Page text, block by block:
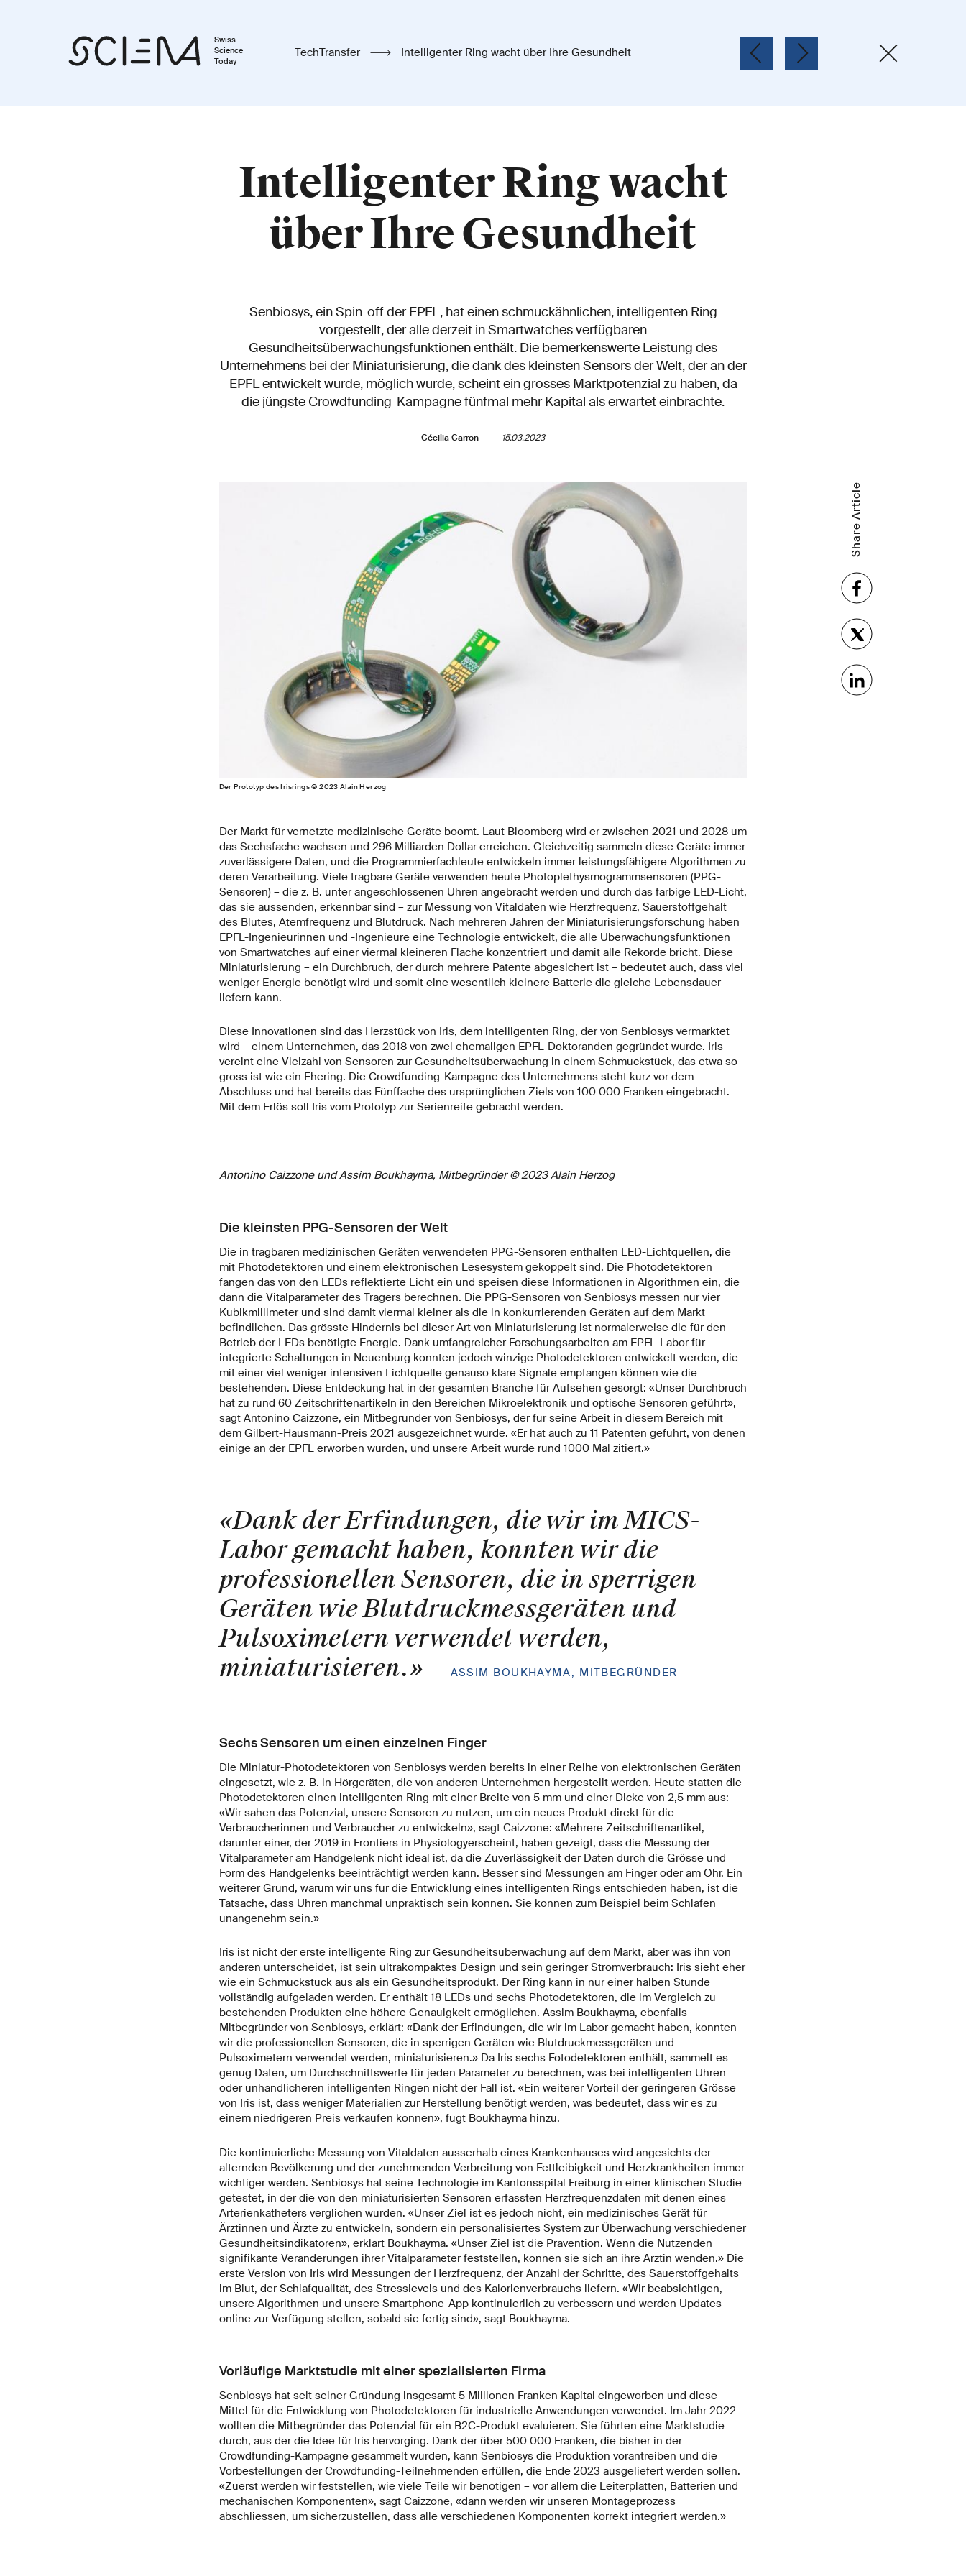
Swiss
Science
Today
TechTransfer Intelligenter Ring wacht über Ihre Gesundheit
Intelligenter Ring wacht
über Ihre Gesundheit
Senbiosys, ein Spin-off der EPFL, hat einen schmuckähnlichen, intelligenten Ring
vorgestellt, der alle derzeit in Smartwatches verfügbaren
Gesundheitsüberwachungsfunktionen enthält. Die bemerkenswerte Leistung des
Unternehmens bei der Miniaturisierung, die dank des kleinsten Sensors der Welt, der an der
EPFL entwickelt wurde, möglich wurde, scheint ein grosses Marktpotenzial zu haben, da
die jüngste Crowdfunding-Kampagne fünfmal mehr Kapital als erwartet einbrachte.
Cécilia Carron 15.03.2023
Der Prototyp des Irisrings © 2023 Alain Herzog
Share Article
Der Markt für vernetzte medizinische Geräte boomt. Laut Bloomberg wird er zwischen 2021 und 2028 um
das Sechsfache wachsen und 296 Milliarden Dollar erreichen. Gleichzeitig sammeln diese Geräte immer
zuverlässigere Daten, und die Programmierfachleute entwickeln immer leistungsfähigere Algorithmen zu
deren Verarbeitung. Viele tragbare Geräte verwenden heute Photoplethysmogrammsensoren (PPG-
Sensoren) – die z. B. unter angeschlossenen Uhren angebracht werden und durch das farbige LED-Licht,
das sie aussenden, erkennbar sind – zur Messung von Vitaldaten wie Herzfrequenz, Sauerstoffgehalt
des Blutes, Atemfrequenz und Blutdruck. Nach mehreren Jahren der Miniaturisierungsforschung haben
EPFL-Ingenieurinnen und -Ingenieure eine Technologie entwickelt, die alle Überwachungsfunktionen
von Smartwatches auf einer viermal kleineren Fläche konzentriert und damit alle Rekorde bricht. Diese
Miniaturisierung – ein Durchbruch, der durch mehrere Patente abgesichert ist – bedeutet auch, dass viel
weniger Energie benötigt wird und somit eine wesentlich kleinere Batterie die gleiche Lebensdauer
liefern kann.
Diese Innovationen sind das Herzstück von Iris, dem intelligenten Ring, der von Senbiosys vermarktet
wird – einem Unternehmen, das 2018 von zwei ehemaligen EPFL-Doktoranden gegründet wurde. Iris
vereint eine Vielzahl von Sensoren zur Gesundheitsüberwachung in einem Schmuckstück, das etwa so
gross ist wie ein Ehering. Die Crowdfunding-Kampagne des Unternehmens steht kurz vor dem
Abschluss und hat bereits das Fünffache des ursprünglichen Ziels von 100 000 Franken eingebracht.
Mit dem Erlös soll Iris vom Prototyp zur Serienreife gebracht werden.
Antonino Caizzone und Assim Boukhayma, Mitbegründer © 2023 Alain Herzog
Die kleinsten PPG-Sensoren der Welt
Die in tragbaren medizinischen Geräten verwendeten PPG-Sensoren enthalten LED-Lichtquellen, die
mit Photodetektoren und einem elektronischen Lesesystem gekoppelt sind. Die Photodetektoren
fangen das von den LEDs reflektierte Licht ein und speisen diese Informationen in Algorithmen ein, die
dann die Vitalparameter des Trägers berechnen. Die PPG-Sensoren von Senbiosys messen nur vier
Kubikmillimeter und sind damit viermal kleiner als die in konkurrierenden Geräten auf dem Markt
befindlichen. Das grösste Hindernis bei dieser Art von Miniaturisierung ist normalerweise die für den
Betrieb der LEDs benötigte Energie. Dank umfangreicher Forschungsarbeiten am EPFL-Labor für
integrierte Schaltungen in Neuenburg konnten jedoch winzige Photodetektoren entwickelt werden, die
mit einer viel weniger intensiven Lichtquelle genauso klare Signale empfangen können wie die
bestehenden. Diese Entdeckung hat in der gesamten Branche für Aufsehen gesorgt: «Unser Durchbruch
hat zu rund 60 Zeitschriftenartikeln in den Bereichen Mikroelektronik und optische Sensoren geführt»,
sagt Antonino Caizzone, ein Mitbegründer von Senbiosys, der für seine Arbeit in diesem Bereich mit
dem Gilbert-Hausmann-Preis 2021 ausgezeichnet wurde. «Er hat auch zu 11 Patenten geführt, von denen
einige an der EPFL erworben wurden, und unsere Arbeit wurde rund 1000 Mal zitiert.»
«Dank der Erfindungen, die wir im MICS-
Labor gemacht haben, konnten wir die
professionellen Sensoren, die in sperrigen
Geräten wie Blutdruckmessgeräten und
Pulsoximetern verwendet werden,
miniaturisieren.» ASSIM BOUKHAYMA, MITBEGRÜNDER
Sechs Sensoren um einen einzelnen Finger
Die Miniatur-Photodetektoren von Senbiosys werden bereits in einer Reihe von elektronischen Geräten
eingesetzt, wie z. B. in Hörgeräten, die von anderen Unternehmen hergestellt werden. Heute statten die
Photodetektoren einen intelligenten Ring mit einer Breite von 5 mm und einer Dicke von 2,5 mm aus:
«Wir sahen das Potenzial, unsere Sensoren zu nutzen, um ein neues Produkt direkt für die
Verbraucherinnen und Verbraucher zu entwickeln», sagt Caizzone: «Mehrere Zeitschriftenartikel,
darunter einer, der 2019 in Frontiers in Physiologyerscheint, haben gezeigt, dass die Messung der
Vitalparameter am Handgelenk nicht ideal ist, da die Zuverlässigkeit der Daten durch die Grösse und
Form des Handgelenks beeinträchtigt werden kann. Besser sind Messungen am Finger oder am Ohr. Ein
weiterer Grund, warum wir uns für die Entwicklung eines intelligenten Rings entschieden haben, ist die
Tatsache, dass Uhren manchmal unpraktisch sein können. Sie können zum Beispiel beim Schlafen
unangenehm sein.»
Iris ist nicht der erste intelligente Ring zur Gesundheitsüberwachung auf dem Markt, aber was ihn von
anderen unterscheidet, ist sein ultrakompaktes Design und sein geringer Stromverbrauch: Iris sieht eher
wie ein Schmuckstück aus als ein Gesundheitsprodukt. Der Ring kann in nur einer halben Stunde
vollständig aufgeladen werden. Er enthält 18 LEDs und sechs Photodetektoren, die im Vergleich zu
bestehenden Produkten eine höhere Genauigkeit ermöglichen. Assim Boukhayma, ebenfalls
Mitbegründer von Senbiosys, erklärt: «Dank der Erfindungen, die wir im Labor gemacht haben, konnten
wir die professionellen Sensoren, die in sperrigen Geräten wie Blutdruckmessgeräten und
Pulsoximetern verwendet werden, miniaturisieren.» Da Iris sechs Fotodetektoren enthält, sammelt es
genug Daten, um Durchschnittswerte für jeden Parameter zu berechnen, was bei intelligenten Uhren
oder unhandlicheren intelligenten Ringen nicht der Fall ist. «Ein weiterer Vorteil der geringeren Grösse
von Iris ist, dass weniger Materialien zur Herstellung benötigt werden, was bedeutet, dass wir es zu
einem niedrigeren Preis verkaufen können», fügt Boukhayma hinzu.
Die kontinuierliche Messung von Vitaldaten ausserhalb eines Krankenhauses wird angesichts der
alternden Bevölkerung und der zunehmenden Verbreitung von Fettleibigkeit und Herzkrankheiten immer
wichtiger werden. Senbiosys hat seine Technologie im Kantonsspital Freiburg in einer klinischen Studie
getestet, in der die von den miniaturisierten Sensoren erfassten Herzfrequenzdaten mit denen eines
Arterienkatheters verglichen wurden. «Unser Ziel ist es jedoch nicht, ein medizinisches Gerät für
Ärztinnen und Ärzte zu entwickeln, sondern ein personalisiertes System zur Überwachung verschiedener
Gesundheitsindikatoren», erklärt Boukhayma. «Unser Ziel ist die Prävention. Wenn die Nutzenden
signifikante Veränderungen ihrer Vitalparameter feststellen, können sie sich an ihre Ärztin wenden.» Die
erste Version von Iris wird Messungen der Herzfrequenz, der Anzahl der Schritte, des Sauerstoffgehalts
im Blut, der Schlafqualität, des Stresslevels und des Kalorienverbrauchs liefern. «Wir beabsichtigen,
unsere Algorithmen und unsere Smartphone-App kontinuierlich zu verbessern und werden Updates
online zur Verfügung stellen, sobald sie fertig sind», sagt Boukhayma.
Vorläufige Marktstudie mit einer spezialisierten Firma
Senbiosys hat seit seiner Gründung insgesamt 5 Millionen Franken Kapital eingeworben und diese
Mittel für die Entwicklung von Photodetektoren für industrielle Anwendungen verwendet. Im Jahr 2022
wollten die Mitbegründer das Potenzial für ein B2C-Produkt evaluieren. Sie führten eine Marktstudie
durch, aus der die Idee für Iris hervorging. Dank der über 500 000 Franken, die bisher in der
Crowdfunding-Kampagne gesammelt wurden, kann Senbiosys die Produktion vorantreiben und die
Vorbestellungen der Crowdfunding-Teilnehmenden erfüllen, die Ende 2023 ausgeliefert werden sollen.
«Zuerst werden wir feststellen, wie viele Teile wir benötigen – vor allem die Leiterplatten, Batterien und
mechanischen Komponenten», sagt Caizzone, «dann werden wir unseren Montageprozess
abschliessen, um sicherzustellen, dass alle verschiedenen Komponenten korrekt integriert werden.»